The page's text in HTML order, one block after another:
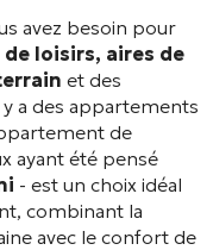
avez besoin pour
de loisirs, aires de
et des
a des appartements
de
ayant été pensé
- est un choix idéal
combinant la
avec le confort de